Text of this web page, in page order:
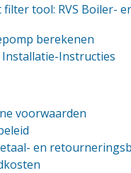
filter tool: RVS Boiler-
berekenen
Instructies
voorwaarden
en